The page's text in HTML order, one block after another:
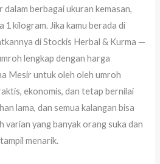
dalam berbagai ukuran kemasan,
1 kilogram. Jika kamu berada di
di Stockis Herbal & Kurma —
lengkap dengan harga
Mesir untuk oleh oleh umroh
ekonomis, dan tetap bernilai
lama, dan semua kalangan bisa
varian yang banyak orang suka dan
menarik.